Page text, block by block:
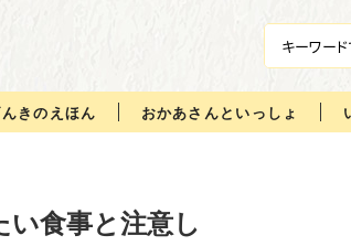
きのえほん おかあさんといっしょ
食事と注意し